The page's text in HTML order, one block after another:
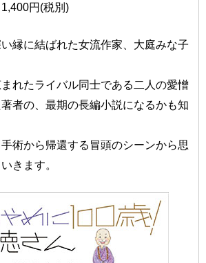
円(税別)
縁に結ばれた女流作家、大庭みな子
れたライバル同士である二人の愛憎
者の、最期の長編小説になるかも知
術から帰還する冒頭のシーンから思
きます。